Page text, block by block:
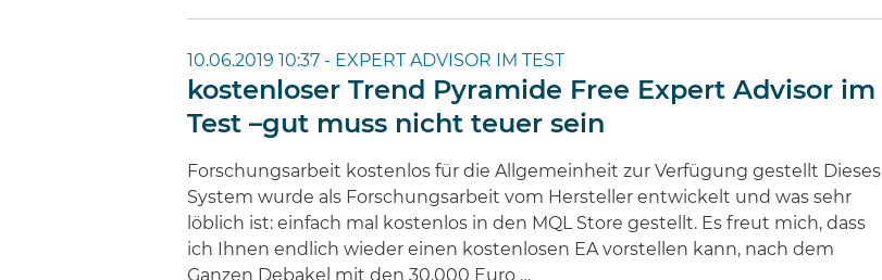
10.06.2019 10:37 - EXPERT ADVISOR IM TEST
kostenloser Trend Pyramide Free Expert Advisor im
Test –gut muss nicht teuer sein
Forschungsarbeit kostenlos für die Allgemeinheit zur Verfügung gestellt Dieses
System wurde als Forschungsarbeit vom Hersteller entwickelt und was sehr
löblich ist: einfach mal kostenlos in den MQL Store gestellt. Es freut mich, dass
ich Ihnen endlich wieder einen kostenlosen EA vorstellen kann, nach dem
Ganzen Debakel mit den 30.000 Euro …